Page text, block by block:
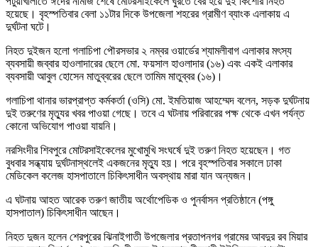
হয়েছে। বৃহস্পতিবার বেলা ১১টার দিকে উপজেলা শহরের গ্রামীণ ব্যাংক এলাকায় এ
দুর্ঘটনা ঘটে।
নিহত দুইজন হলো গলাচিপা পৌরসভার ২ নম্বর ওয়ার্ডের শ্যামলীবাগ এলাকার মৎস্য
ব্যবসায়ী জব্বার হাওলাদারের ছেলে মো. ফয়সাল হাওলাদার (১৬) এবং একই এলাকার
ব্যবসায়ী আবুল হোসেন মাতুব্বরের ছেলে তামিম মাতুব্বর (১৬)।
গলাচিপা থানার ভারপ্রাপ্ত কর্মকর্তা (ওসি) মো. ইমতিয়াজ আহম্মেদ বলেন, সড়ক দুর্ঘটনায়
দুই তরুণের মৃত্যুর খবর পাওয়া গেছে। তবে এ ঘটনায় পরিবারের পক্ষ থেকে এখন পর্যন্ত
কোনো অভিযোগ পাওয়া যায়নি।
নরসিংদীর শিবপুরে মোটরসাইকেলের মুখোমুখি সংঘর্ষে দুই তরুণ নিহত হয়েছেন। গত
বুধবার সন্ধ্যায় দুর্ঘটনাস্থলেই একজনের মৃত্যু হয়। পরে বৃহস্পতিবার সকালে ঢাকা
মেডিকেল কলেজ হাসপাতালে চিকিৎসাধীন অবস্থায় মারা যান অন্যজন।
এ ঘটনায় আহত আরেক তরুণ জাতীয় অর্থোপেডিক ও পুনর্বাসন প্রতিষ্ঠানে (পঙ্গু
হাসপাতাল) চিকিৎসাধীন আছেন।
নিহত দুজন হলেন শেরপুরের ঝিনাইগাতী উপজেলার প্রতাপনগর গ্রামের আবদুর রব মিয়ার